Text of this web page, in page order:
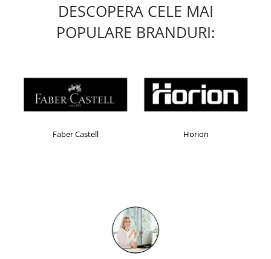
DESCOPERA CELE MAI
POPULARE BRANDURI:
Faber Castell Horion